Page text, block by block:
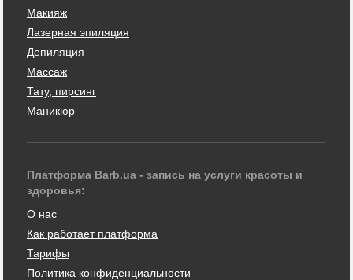
Макияж
Лазерная эпиляция
Депиляция
Массаж
Тату, пирсинг
Маникюр
Платформа Barb.ua - запись на услуги красоты и
здоровья:
О нас
Как работает платформа
Тарифы
Политика конфиденциальности